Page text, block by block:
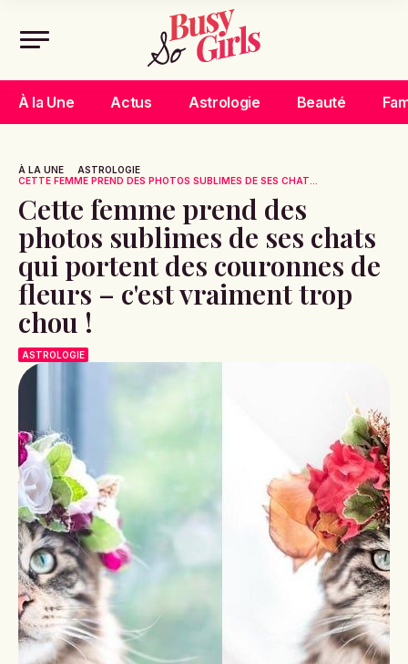
À la Une Actus Astrologie Beauté
À LA UNE
ASTROLOGIE
CETTE FEMME PREND DES PHOTOS SUBLIMES DE SES CHAT...
Cette femme prend des
photos sublimes de ses chats
qui portent des couronnes de
fleurs – c'est vraiment trop
chou !
ASTROLOGIE